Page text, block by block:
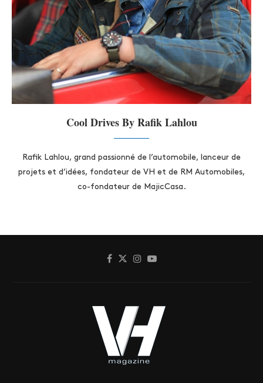
Cool Drives By Rafik Lahlou
Rafik Lahlou, grand passionné de l’automobile, lanceur de
projets et d’idées, fondateur de VH et de RM Automobiles,
co-fondateur de MajicCasa.